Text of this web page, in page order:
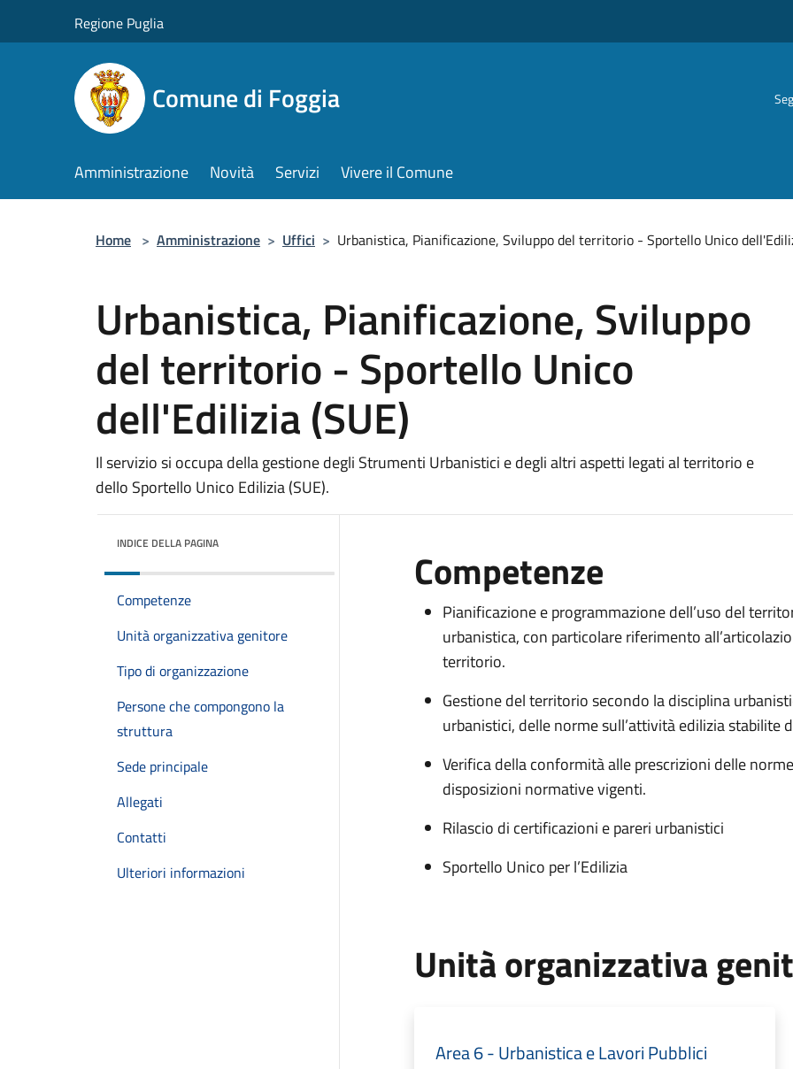
Regione Puglia
Comune di Foggia
Amministrazione Novità Servizi Vivere il Comune
Home > Amministrazione > Uffici > Urbanistica, Pianificazione, Sviluppo del territorio - Sportello Unico
Urbanistica, Pianificazione, Sviluppo
del territorio - Sportello Unico
dell'Edilizia (SUE)
Il servizio si occupa della gestione degli Strumenti Urbanistici e degli altri aspetti legati al territorio e
dello Sportello Unico Edilizia (SUE).
INDICE DELLA PAGINA
Competenze
Unità organizzativa genitore
Tipo di organizzazione
Persone che compongono la
struttura
Sede principale
Allegati
Contatti
Ulteriori informazioni
Competenze
Pianificazione e programmazione dell’uso del
urbanistica, con particolare riferimento
territorio.
Gestione del territorio secondo la disciplina
urbanistici, delle norme sull’attività edilizia stabilite
Verifica della conformità alle prescrizioni delle
disposizioni normative vigenti.
Rilascio di certificazioni e pareri urbanistici
Sportello Unico per l’Edilizia
Unità organizzativa
Area 6 - Urbanistica e Lavori Pubblici